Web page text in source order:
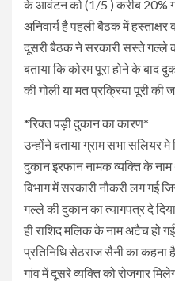
के आवंटन को (1/5 ) करीब 20%
अनिवार्य है पहली बैठक में
दूसरी बैठक ने सरकारी सस्ते गल्ले
बताया कि कोरम पूरा होने के बाद
की गोली या मत प्रक्रिया पूरी की
*रिक्त पड़ी दुकान का कारण*
उन्होंने बताया ग्राम सभा सलियर
दुकान इरफान नामक व्यक्ति के नाम
विभाग में सरकारी नौकरी लग गई
गल्ले की दुकान का त्यागपत्र दे
ही राशिद मलिक के नाम अटैच हो
प्रतिनिधि सेठराज सैनी का
गांव में दूसरे व्यक्ति को रोजगार